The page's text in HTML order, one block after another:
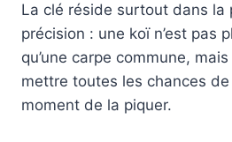
La clé réside surtout dans la
précision : une koï n’est pas
qu’une carpe commune,
mettre toutes les chances
moment de la piquer.